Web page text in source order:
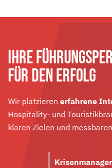
IHRE
FÜR DEN ERFOLG
Wir platzieren erfahrene
Hospitality- und
klaren Zielen und